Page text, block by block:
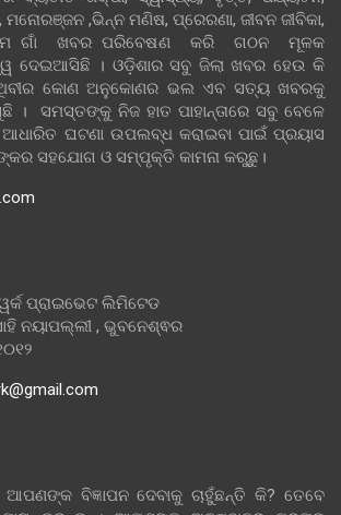
ମନୋରଞ୍ଜନ ,ଭିନ୍ନ ମଣିଷ, ପ୍ରେରଣା, ଜୀବନ ଜୀବିକା,
ଆମ ଗାଁ ଖବର ପରିବେଷଣ କରି ଗଠନ ମୂଳକ
ଦେଇଆସିଛି । ଓଡ଼ିଶାର ସବୁ ଜିଲା ଖବର ହେଉ କି
କୋଣ ଅନୁକୋଣର ଭଲ ଏବ ସତ୍ୟ ଖବରକୁ
। ସମସ୍ତଙ୍କୁ ନିଜ ହାତ ପାହାନ୍ତାରେ ସବୁ ବେଳେ
ଘଟଣା ଉପଲବ୍ଧ କରାଇବା ପାଇଁ ପ୍ରୟାସ
ସହଯୋଗ ଓ ସମ୍ପୃକ୍ତି କାମନା କରୁଛୁ।
ପ୍ରାଇଭେଟ ଲିମିଟେଡ
ନୟାପଲ୍ଲୀ , ଭୁବନେଶ୍ଵର
ବିଜ୍ଞାପନ ଦେବାକୁ ଚାହୁଁଛନ୍ତି କି? ତେବେ